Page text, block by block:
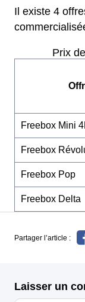
Il existe 4
Prix
Freebox Mini
Freebox
Freebox Pop
Freebox Delta
Partager l’article :
Laisser un